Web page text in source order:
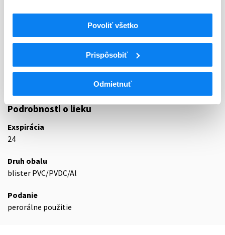
Povoliť všetko
Prispôsobiť
Odmietnuť
Cytostatiká a imunomodulátory
L04
Imunosupresíva (zmena WHO)
Imunosupresíva (zmena WHO)
L04AD
Inhibítory kalcineurínu
Takrolimus
Podrobnosti o lieku
Exspirácia
24
Druh obalu
blister PVC/PVDC/Al
Podanie
perorálne použitie